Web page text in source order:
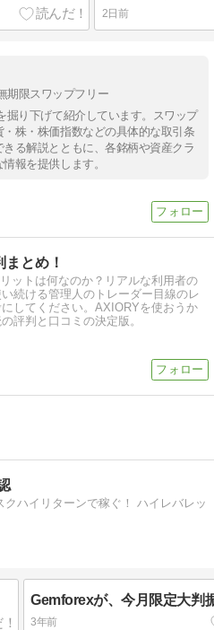
2日前
期限スワップフリー
掘り下げて紹介しています。スワップ
株・株価指数などの具体的な取引条
る解説とともに、各銘柄や資産クラ
報を提供します。
とめ！
ットは何なのか？リアルな利用者の
続ける管理人のトレーダー目線のレ
してください。AXIORYを使おうか
評判と口コミの決定版。
クハイリターンで稼ぐ！ ハイレバレッ
Gemforexが、今月限定大判
3年前